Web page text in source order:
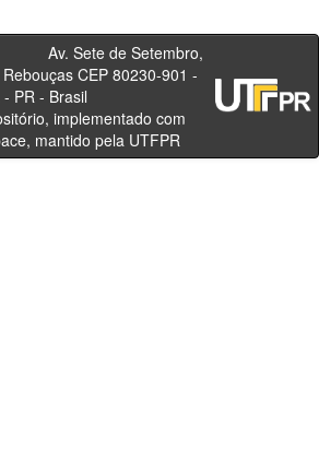
de Setembro,
CEP 80230-901 -
- PR - Brasil
implementado com
mantido pela UTFPR